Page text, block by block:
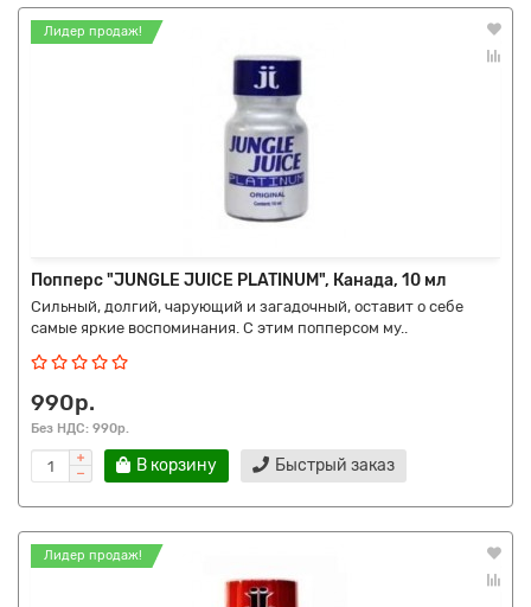
Лидер продаж!
Попперс "JUNGLE JUICE PLATINUM", Канада, 10 мл
Сильный, долгий, чарующий и загадочный, оставит о себе
самые яркие воспоминания. С этим попперсом му..
990р.
Без НДС: 990р.
В корзину Быстрый заказ
Лидер продаж!